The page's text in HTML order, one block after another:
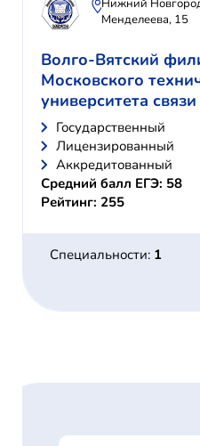
Нижний
Менделеева, 15
Волго-Вятский
Московского
университета
Государственный
Лицензированный
Аккредитованный
Средний балл ЕГЭ: 58
Рейтинг: 255
Специальности: 1